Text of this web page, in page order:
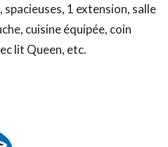
1 extension, salle
cuisine équipée, coin
lit Queen, etc.